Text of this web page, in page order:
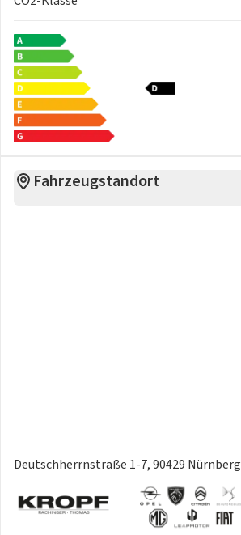
Fahrzeugstandort
Deutschherrnstraße 1-7, 90429 Nürnberg